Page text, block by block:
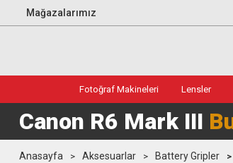
Mağazalarımız
Fotoğraf Makineleri Lensler
Canon R6 Mark III
Anasayfa Aksesuarlar Battery Gripler